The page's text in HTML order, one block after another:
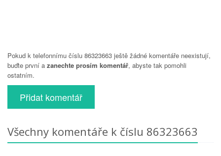
Pokud k telefonnímu číslu 86323663 ještě žádné komentáře neexistují,
buďte první a zanechte prosím komentář, abyste tak pomohli
ostatním.
Přidat komentář
Všechny komentáře k číslu 86323663